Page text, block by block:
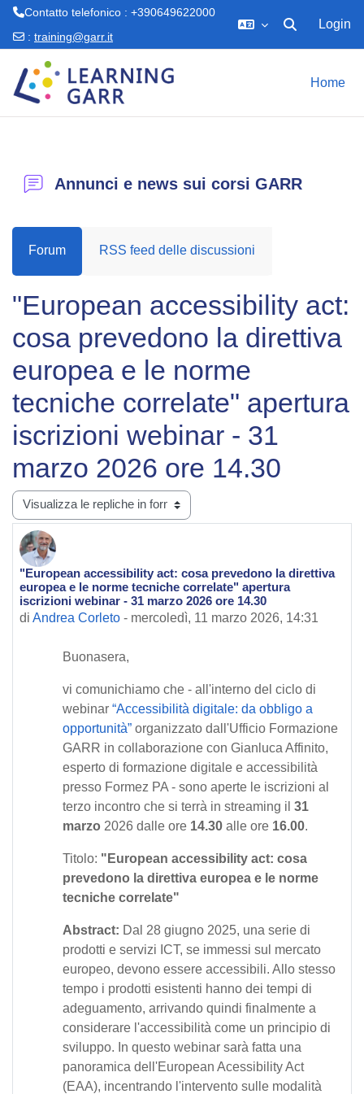
Contatto telefonico : +390649622000
: training@garr.it Attiva/
Login
Home
Annunci e news sui corsi GARR
Forum RSS feed delle discussioni
"European accessibility act:
cosa prevedono la direttiva
europea e le norme
tecniche correlate" apertura
iscrizioni webinar - 31
marzo 2026 ore 14.30
Modalità visualizzazione
"European accessibility act: cosa prevedono la direttiva
europea e le norme tecniche correlate" apertura
iscrizioni webinar - 31 marzo 2026 ore 14.30
di Andrea Corleto - mercoledì, 11 marzo 2026, 14:31
Numero di risposte: 0
Buonasera,
vi comunichiamo che - all'interno del ciclo di
webinar “Accessibilità digitale: da obbligo a
opportunità” organizzato dall'Ufficio Formazione
GARR in collaborazione con Gianluca Affinito,
esperto di formazione digitale e accessibilità
presso Formez PA - sono aperte le iscrizioni al
terzo incontro che si terrà in streaming il 31
marzo 2026 dalle ore 14.30 alle ore 16.00.
Titolo: "European accessibility act: cosa
prevedono la direttiva europea e le norme
tecniche correlate"
Abstract: Dal 28 giugno 2025, una serie di
prodotti e servizi ICT, se immessi sul mercato
europeo, devono essere accessibili. Allo stesso
tempo i prodotti esistenti hanno dei tempi di
adeguamento, arrivando quindi finalmente a
considerare l'accessibilità come un principio di
sviluppo. In questo webinar sarà fatta una
panoramica dell'European Acessibility Act
(EAA), incentrando l'intervento sulle modalità